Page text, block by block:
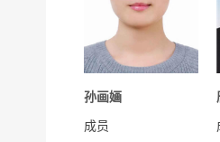
孙画婳
成员